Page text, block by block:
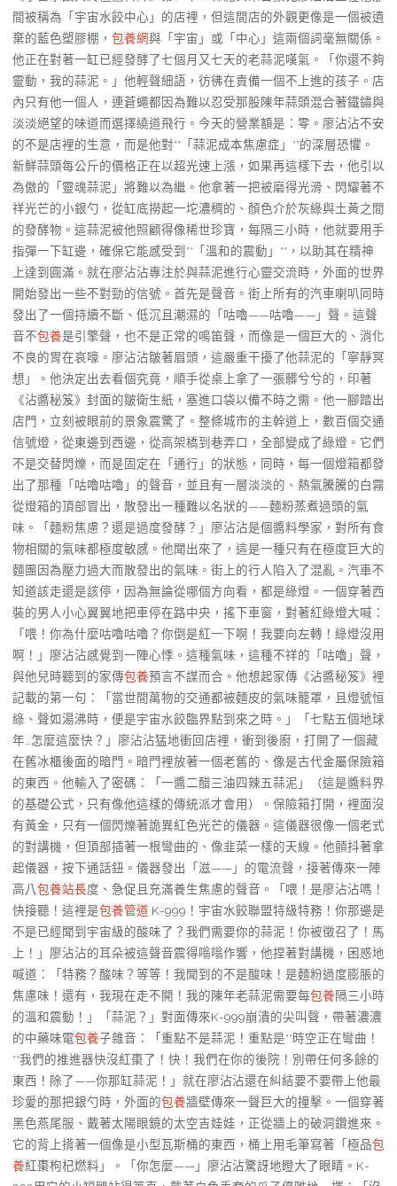
間被稱為「宇宙水餃中心」的店裡，但這間店的外觀更像是一個被遺
棄的藍色塑膠棚， 包養網與「宇宙」或「中心」這兩個詞毫無關係。
他正在對著一缸已經發酵了七個月又七天的老蒜泥嘆氣。「你還不夠
靈動，我的蒜泥。」他輕聲細語，彷彿在責備一個不上進的孩子。店
內只有他一個人，連蒼蠅都因為難以忍受那股陳年蒜頭混合著鐵鏽與
淡淡絕望的味道而選擇繞道飛行。今天的營業額是：零。廖沾沾不安
的不是店裡的生意，而是他對**「蒜泥成本焦慮症」**的深層恐懼。
新鮮蒜頭每公斤的價格正在以超光速上漲，如果再這樣下去，他引以
為傲的「靈魂蒜泥」將難以為繼。他拿著一把被磨得光滑、閃耀著不
祥光芒的小銀勺，從缸底撈起一坨濃稠的、顏色介於灰綠與土黃之間
的發酵物。這蒜泥被他照顧得像稀世珍寶，每隔三小時，他就要用手
指彈一下缸邊，確保它能感受到**「溫和的震動」**，以助其在精神
上達到圓滿。就在廖沾沾專注於與蒜泥進行心靈交流時，外面的世界
開始發出一些不對勁的信號。首先是聲音。街上所有的汽車喇叭同時
發出了一個持續不斷、低沉且潮濕的「咕嚕——咕嚕——」聲。這聲
音不包養是引擎聲，也不是正常的鳴笛聲，而像是一個巨大的、消化
不良的胃在哀嚎。廖沾沾皺著眉頭，這嚴重干擾了他蒜泥的「寧靜冥
想」。他決定出去看個究竟，順手從桌上拿了一張髒兮兮的，印著
《沾醬秘笈》封面的皺衛生紙，塞進口袋以備不時之需。他一腳踏出
店門，立刻被眼前的景象震驚了。整條城市的主幹道上，數百個交通
信號燈，從東邊到西邊，從高架橋到巷弄口，全部變成了綠燈。它們
不是交替閃爍，而是固定在「通行」的狀態，同時，每一個燈箱都發
出了那種「咕嚕咕嚕」的聲音，並且有一層淡淡的、熱氣騰騰的白霧
從燈箱的頂部冒出，散發出一種難以名狀的——麵粉蒸煮過頭的氣
味。「麵粉焦慮？還是過度發酵？」廖沾沾是個醬料學家，對所有食
物相關的氣味都極度敏感。他聞出來了，這是一種只有在極度巨大的
麵團因為壓力過大而散發出的氣味。街上的行人陷入了混亂。汽車不
知道該走還是該停，因為無論從哪個方向看，都是綠燈。一個穿著西
裝的男人小心翼翼地把車停在路中央，搖下車窗，對著紅綠燈大喊：
「喂！你為什麼咕嚕咕嚕？你倒是紅一下啊！我要向左轉！綠燈沒用
啊！」廖沾沾感覺到一陣心悸。這種氣味，這種不祥的「咕嚕」聲，
與他兒時聽到的家傳包養預言不謀而合。他想起家傳《沾醬秘笈》裡
記載的第一句：「當世間萬物的交通都被麵皮的氣味籠罩，且燈號恒
綠、聲如湯沸時，便是宇宙水餃臨界點到來之時。」「七點五個地球
年…怎麼這麼快？」廖沾沾猛地衝回店裡，衝到後廚，打開了一個藏
在舊冰櫃後面的暗門。暗門裡放著一個老舊的、像是古代金屬保險箱
的東西。他輸入了密碼：「一醬二醋三油四辣五蒜泥」（這是醬料界
的基礎公式，只有像他這樣的傳統派才會用）。保險箱打開，裡面沒
有黃金，只有一個閃爍著詭異紅色光芒的儀器。這儀器很像一個老式
的對講機，但頂部插著一根彎曲的、像韭菜一樣的天線。他顫抖著拿
起儀器，按下通話鈕。儀器發出「滋——」的電流聲，接著傳來一陣
高八包養站長度、急促且充滿養生焦慮的聲音。「喂！是廖沾沾嗎！
快接聽！這裡是包養管道 K-999！宇宙水餃聯盟特級特務！你那邊是
不是已經聞到宇宙級的酸味了？我們需要你的蒜泥！你被徵召了！馬
上！」廖沾沾的耳朵被這聲音震得嗡嗡作響，他捏著對講機，困惑地
喊道：「特務？酸味？等等！我聞到的不是酸味！是麵粉過度膨脹的
焦慮味！還有，我現在走不開！我的陳年老蒜泥需要每包養隔三小時
的溫和震動！」「蒜泥？」對面傳來K-999崩潰的尖叫聲，帶著濃濃
的中藥味電包養子雜音：「重點不是蒜泥！重點是**時空正在彎曲！
**我們的推進器快沒紅棗了！快！我們在你的後院！別帶任何多餘的
東西！除了——你那缸蒜泥！」就在廖沾沾還在糾結要不要帶上他最
珍愛的那把銀勺時，外面的包養牆壁傳來一聲巨大的撞擊。一個穿著
黑色燕尾服、戴著太陽眼鏡的太空吉娃娃，正從牆上的破洞鑽進來。
它的背上揹著一個像是小型瓦斯桶的東西，桶上用毛筆寫著「極品包
養紅棗枸杞燃料」。「你怎麼——」廖沾沾驚訝地瞪大了眼睛。K-